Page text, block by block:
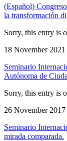
(Español)
la transformación
Sorry, this entry is
18 November 2021
Seminario
Autónoma de
Sorry, this entry is
26 November 2017
Seminario
mirada comparada.